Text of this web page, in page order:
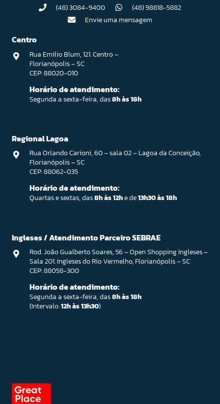
(48) 3084-9400
(48) 98818-5882
Envie uma mensagem
Centro
Rua Emilio Blum, 121. Centro –
Florianópolis – SC
CEP: 88020-010
Horário de atendimento:
Segunda a sexta-feira, das8h às 18h
Regional Lagoa
Rua Orlando Carioni, 60 – sala 02 – Lagoa da Conceição,
Florianópolis – SC
CEP: 88062-035
Horário de atendimento:
Quartas e sextas, das8h às 12he de13h30 às 18h
Ingleses / Atendimento Parceiro SEBRAE
Rod. João Gualberto Soares, 56 – Open Shopping Ingleses –
Sala 201. Ingleses do Rio Vermelho, Florianópolis – SC
CEP: 88058-300
Horário de atendimento:
Segunda a sexta-feira, das8h às 18h
(Intervalo:12h às 13h30)